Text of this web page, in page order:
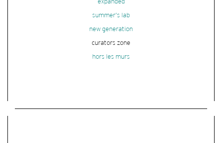
expanded
summer's lab
new generation
curators zone
hors les murs